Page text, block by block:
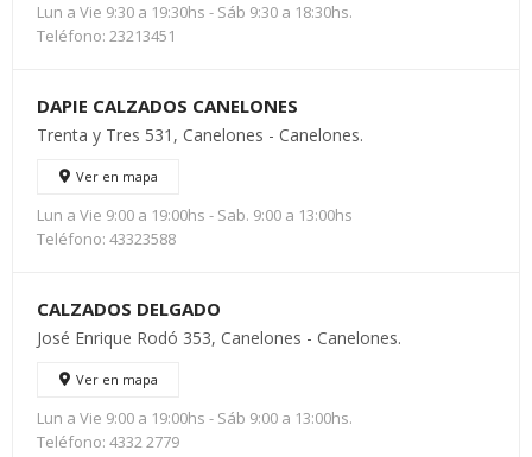
Lun a Vie 9:30 a 19:30hs - Sáb 9:30 a 18:30hs.
Teléfono: 23213451
DAPIE CALZADOS CANELONES
Trenta y Tres 531, Canelones - Canelones.
Ver en mapa
Lun a Vie 9:00 a 19:00hs - Sab. 9:00 a 13:00hs
Teléfono: 43323588
CALZADOS DELGADO
José Enrique Rodó 353, Canelones - Canelones.
Ver en mapa
Lun a Vie 9:00 a 19:00hs - Sáb 9:00 a 13:00hs.
Teléfono: 4332 2779